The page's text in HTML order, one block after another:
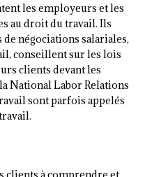
les employeurs et les
au droit du travail. Ils
négociations salariales,
conseillent sur les lois
clients devant les
National Labor Relations
sont parfois appelés
clients à comprendre et